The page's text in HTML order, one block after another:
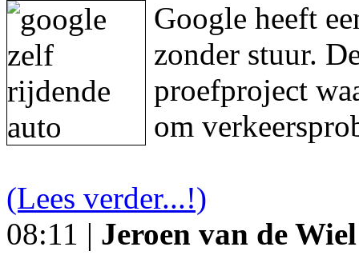
Google heeft
zonder stuur.
proefproject
om
(Lees verder...!)
08:11 | Jeroen van de Wiel